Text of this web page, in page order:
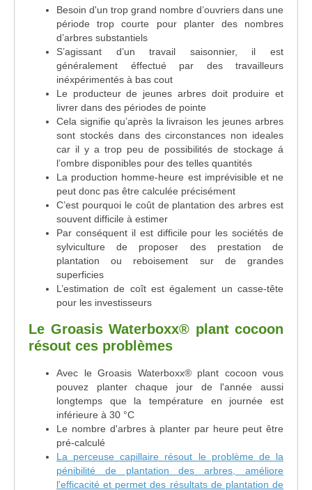
Besoin d'un trop grand nombre d’ouvriers dans une
période trop courte pour planter des nombres
d’arbres substantiels
S’agissant d’un travail saisonnier, il est
généralement éffectué par des travailleurs
inéxpérimentés à bas cout
Le producteur de jeunes arbres doit produire et
livrer dans des périodes de pointe
Cela signifie qu’après la livraison les jeunes arbres
sont stockés dans des circonstances non ideales
car il y a trop peu de possibilités de stockage á
l’ombre disponibles pour des telles quantités
La production homme-heure est imprévisible et ne
peut donc pas être calculée précisément
C’est pourquoi le coût de plantation des arbres est
souvent difficile à estimer
Par conséquent il est difficile pour les sociétés de
sylviculture de proposer des prestation de
plantation ou reboisement sur de grandes
superficies
L’estimation de coît est également un casse-tête
pour les investisseurs
Le Groasis Waterboxx® plant cocoon
résout ces problèmes
Avec le Groasis Waterboxx®plant cocoon vous
pouvez planter chaque jour de l'année aussi
longtemps que la température en journée est
inférieure à 30 °C
Le nombre d'arbres à planter par heure peut être
pré-calculé
La perceuse capillaire résout le problème de la
pénibilité de plantation des arbres, améliore
l'efficacité et permet des résultats de plantation de